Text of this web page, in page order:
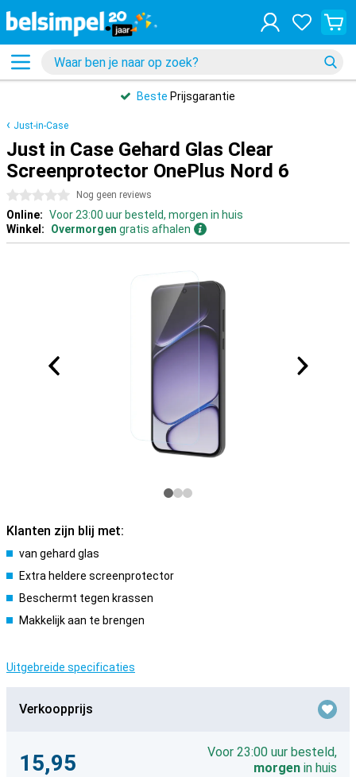
Beste Prijsgarantie
Just-in-Case
Just in Case Gehard Glas Clear
Screenprotector OnePlus Nord 6
0 sterren Nog geen reviews
Online: Voor 23:00 uur besteld, morgen in huis
Winkel:
Overmorgen gratis afhalen
Klanten zijn blij met:
van gehard glas
Extra heldere screenprotector
Beschermt tegen krassen
Makkelijk aan te brengen
Uitgebreide specificaties
Verkoopprijs
15,95
Voor 23:00 uur besteld,
morgen in huis